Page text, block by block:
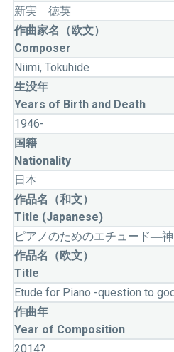
新実 徳英
作曲家名（欧文）
Composer
Niimi, Tokuhide
生没年
Years of Birth and Death
1946-
国籍
Nationality
日本
作品名（和文）
Title (Japanese)
ピアノのためのエチュード―
作品名（欧文）
Title
Etude for Piano -question to
作曲年
Year of Composition
2014?